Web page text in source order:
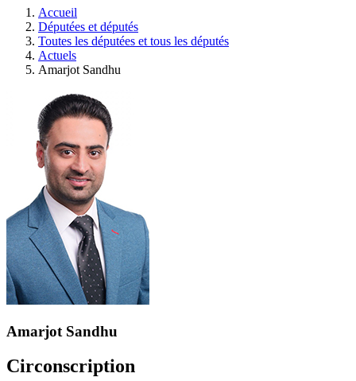
l'Assemblée
législative.
Accueil
Députées et députés
Toutes les députées et tous les députés
Actuels
Amarjot Sandhu
Amarjot Sandhu
Circonscription